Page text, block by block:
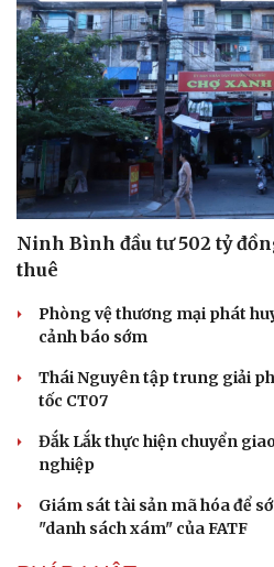
Du lịch
Tư vấn
Săn Tour
check-in
Ninh Bình đầu tư 502 tỷ
thuê
Phòng vệ thương mại phát
cảnh báo sớm
Thái Nguyên tập trung giải
tốc CT07
Đắk Lắk thực hiện chuyển
nghiệp
Giám sát tài sản mã hóa để
"danh sách xám" của FATF